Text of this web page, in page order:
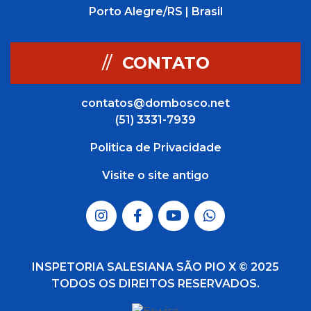
Porto Alegre/RS | Brasil
// CONTATO
contatos@dombosco.net
(51) 3331-7939
Politica de Privacidade
Visite o site antigo
INSPETORIA SALESIANA SÃO PIO X © 2025
TODOS OS DIREITOS RESERVADOS.